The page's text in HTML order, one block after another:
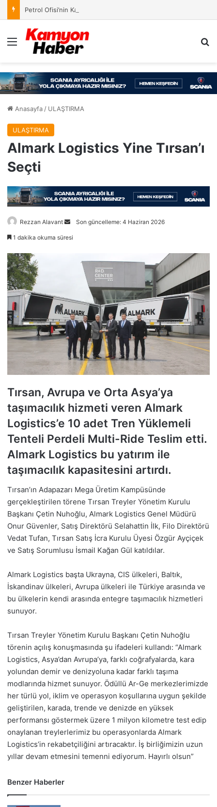
Petrol Ofisi’nin Kampanyasında Ödül Kazananlar Açıklandı
Menü
Anasayfa / ULAŞTIRMA
ULAŞTIRMA
Almark Logistics Yine Tırsan’ı
Seçti
Rezzan Alavant
BirSon güncelleme: 4 Haziran 2026
1 dakika okuma süresi
Tırsan, Avrupa ve Orta Asya’ya
taşımacılık hizmeti veren Almark
Logistics’e 10 adet Tren Yüklemeli
Tenteli Perdeli Multi-Ride Teslim etti.
Almark Logistics bu yatırım ile
taşımacılık kapasitesini artırdı.
Tırsan’ın Adapazarı Mega Üretim Kampüsünde
gerçekleştirilen törene Tırsan Treyler Yönetim Kurulu
Başkanı Çetin Nuhoğlu, Almark Logistics Genel Müdürü
Onur Güvenler, Satış Direktörü Selahattin İlk, Filo Direktörü
Vedat Tufan, Tırsan Satış İcra Kurulu Üyesi Özgür Ayçiçek
ve Satış Sorumlusu İsmail Kağan Gül katıldılar.
Almark Logistics başta Ukrayna, CIS ülkeleri, Baltık,
İskandinav ülkeleri, Avrupa ülkeleri ile Türkiye arasında ve
bu ülkelerin kendi arasında entegre taşımacılık hizmetleri
sunuyor.
Tırsan Treyler Yönetim Kurulu Başkanı Çetin Nuhoğlu
törenin açılış konuşmasında şu ifadeleri kullandı: “Almark
Logistics, Asya’dan Avrupa’ya, farklı coğrafyalarda, kara
yolundan demir ve denizyoluna kadar farklı taşıma
modlarında hizmet sunuyor. Ödüllü Ar-Ge merkezlerimizde
her türlü yol, iklim ve operasyon koşullarına uygun şekilde
geliştirilen, karada, trende ve denizde en yüksek
performansı göstermek üzere 1 milyon kilometre test edip
onaylanan treylerlerimiz bu operasyonlarda Almark
Logistics’in rekabetçiliğini artıracaktır. İş birliğimizin uzun
yıllar devam etmesini temenni ediyorum. Hayırlı olsun”
Benzer Haberler